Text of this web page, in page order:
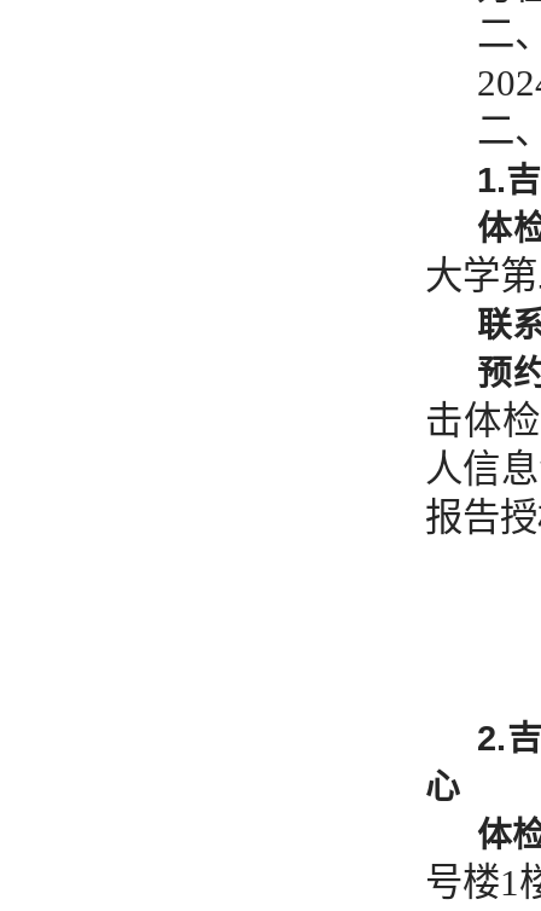
二
二
1.
体
大学
联
预
击体
人信
报告
2.
心
体
号楼1